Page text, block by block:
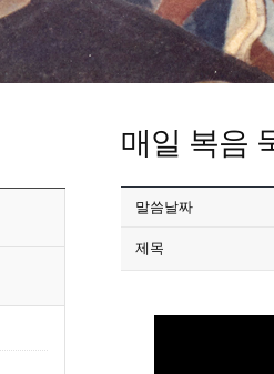
매일 복음
말씀날짜
제목